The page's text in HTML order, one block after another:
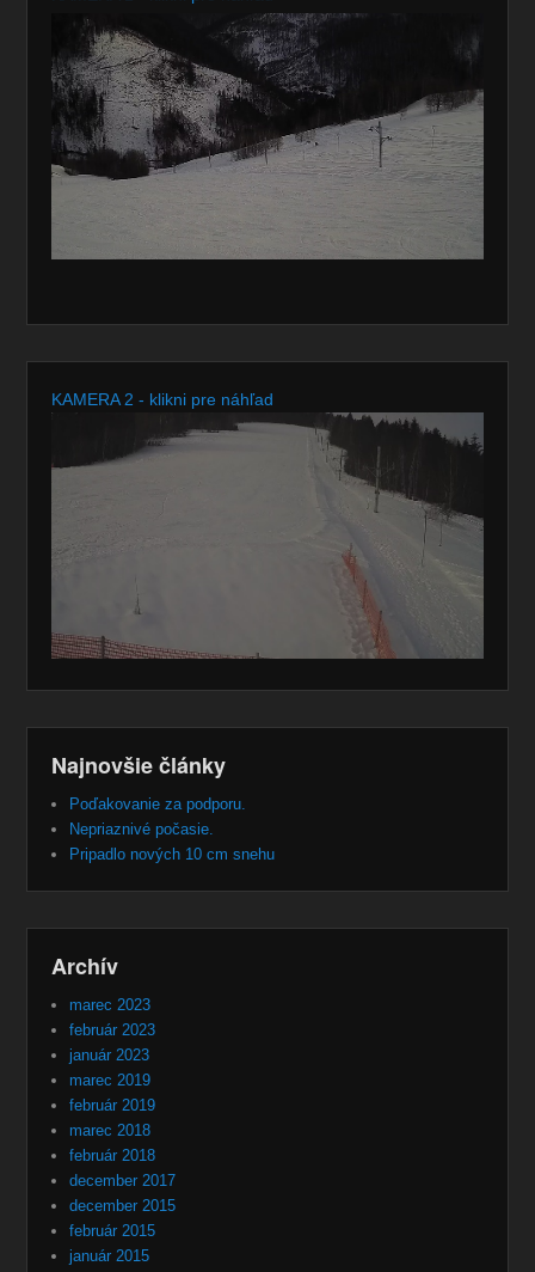
KAMERA 2 - klikni pre náhľad
Najnovšie články
Poďakovanie za podporu.
Nepriaznivé počasie.
Pripadlo nových 10 cm snehu
Archív
marec 2023
február 2023
január 2023
marec 2019
február 2019
marec 2018
február 2018
december 2017
december 2015
február 2015
január 2015